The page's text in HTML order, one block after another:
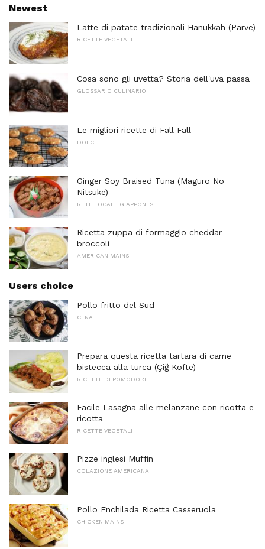
Newest
Latte di patate tradizionali Hanukkah (Parve)
RICETTE VEGETALI
Cosa sono gli uvetta? Storia dell'uva passa
GLOSSARIO CULINARIO
Le migliori ricette di Fall Fall
DOLCI
Ginger Soy Braised Tuna (Maguro No
Nitsuke)
RETE LOCALE GIAPPONESE
Ricetta zuppa di formaggio cheddar
broccoli
AMERICAN MAINS
Users choice
Pollo fritto del Sud
CENA
Prepara questa ricetta tartara di carne
bistecca alla turca (Çiğ Köfte)
RICETTE DI POMODORI
Facile Lasagna alle melanzane con ricotta e
ricotta
RICETTE VEGETALI
Pizze inglesi Muffin
COLAZIONE AMERICANA
Pollo Enchilada Ricetta Casseruola
CHICKEN MAINS